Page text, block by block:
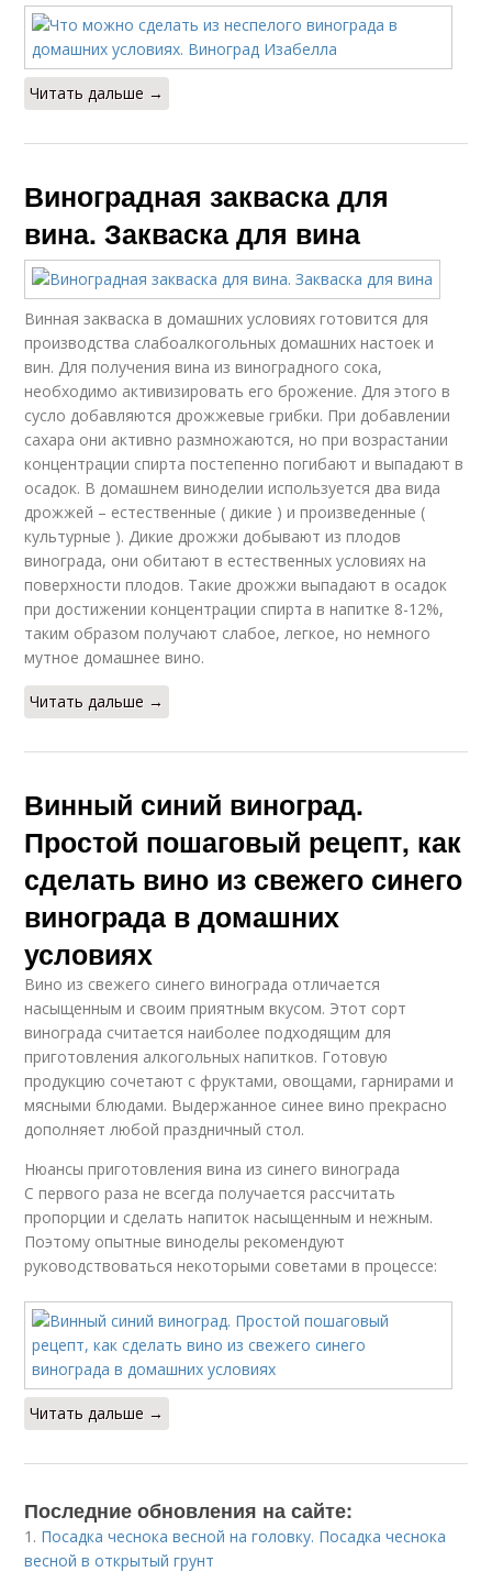
Читать дальше →
Виноградная закваска для
вина. Закваска для вина
Винная закваска в домашних условиях готовится для
производства слабоалкогольных домашних настоек и
вин. Для получения вина из виноградного сока,
необходимо активизировать его брожение. Для этого в
сусло добавляются дрожжевые грибки. При добавлении
сахара они активно размножаются, но при возрастании
концентрации спирта постепенно погибают и выпадают в
осадок. В домашнем виноделии используется два вида
дрожжей – естественные ( дикие ) и произведенные (
культурные ). Дикие дрожжи добывают из плодов
винограда, они обитают в естественных условиях на
поверхности плодов. Такие дрожжи выпадают в осадок
при достижении концентрации спирта в напитке 8-12%,
таким образом получают слабое, легкое, но немного
мутное домашнее вино.
Читать дальше →
Винный синий виноград.
Простой пошаговый рецепт, как
сделать вино из свежего синего
винограда в домашних
условиях
Вино из свежего синего винограда отличается
насыщенным и своим приятным вкусом. Этот сорт
винограда считается наиболее подходящим для
приготовления алкогольных напитков. Готовую
продукцию сочетают с фруктами, овощами, гарнирами и
мясными блюдами. Выдержанное синее вино прекрасно
дополняет любой праздничный стол.
Нюансы приготовления вина из синего винограда
С первого раза не всегда получается рассчитать
пропорции и сделать напиток насыщенным и нежным.
Поэтому опытные виноделы рекомендуют
руководствоваться некоторыми советами в процессе:
Читать дальше →
Последние обновления на сайте:
1. Посадка чеснока весной на головку. Посадка чеснока
весной в открытый грунт